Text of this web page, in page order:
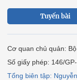
Tuyến bài
Cơ quan chủ quản:
Số giấy phép: 146/
Tổng biên tập: